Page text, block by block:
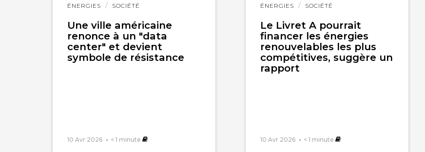
ÉNERGIES SOCIÉTÉ
Une ville américaine
renonce à un "data
center" et devient
symbole de résistance
10 Avr 2026 < 1 minute
Lire
ÉNERGIES SOCIÉTÉ
Le Livret A pourrait
financer les énergies
renouvelables les plus
compétitives, suggère un
rapport
10 Avr 2026 < 1 minute
Lire